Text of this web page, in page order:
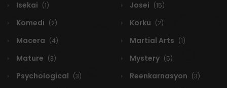
Isekai (1) Josei (15)
Komedi (2) Korku (2)
Macera (4) Martial Arts (1)
Mature (3) Mystery (5)
Psychological (3) Reenkarnasyon (3)